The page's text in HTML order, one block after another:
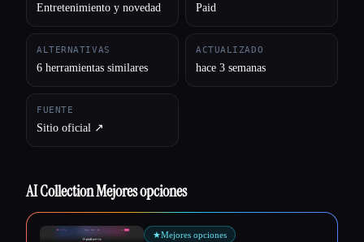
Entretenimiento y novedad Paid
ALTERNATIVAS
6 herramientas similares
ACTUALIZADO
hace 3 semanas
FUENTE
Sitio oficial ↗︎
AI Collection Mejores opciones
★Mejores opciones